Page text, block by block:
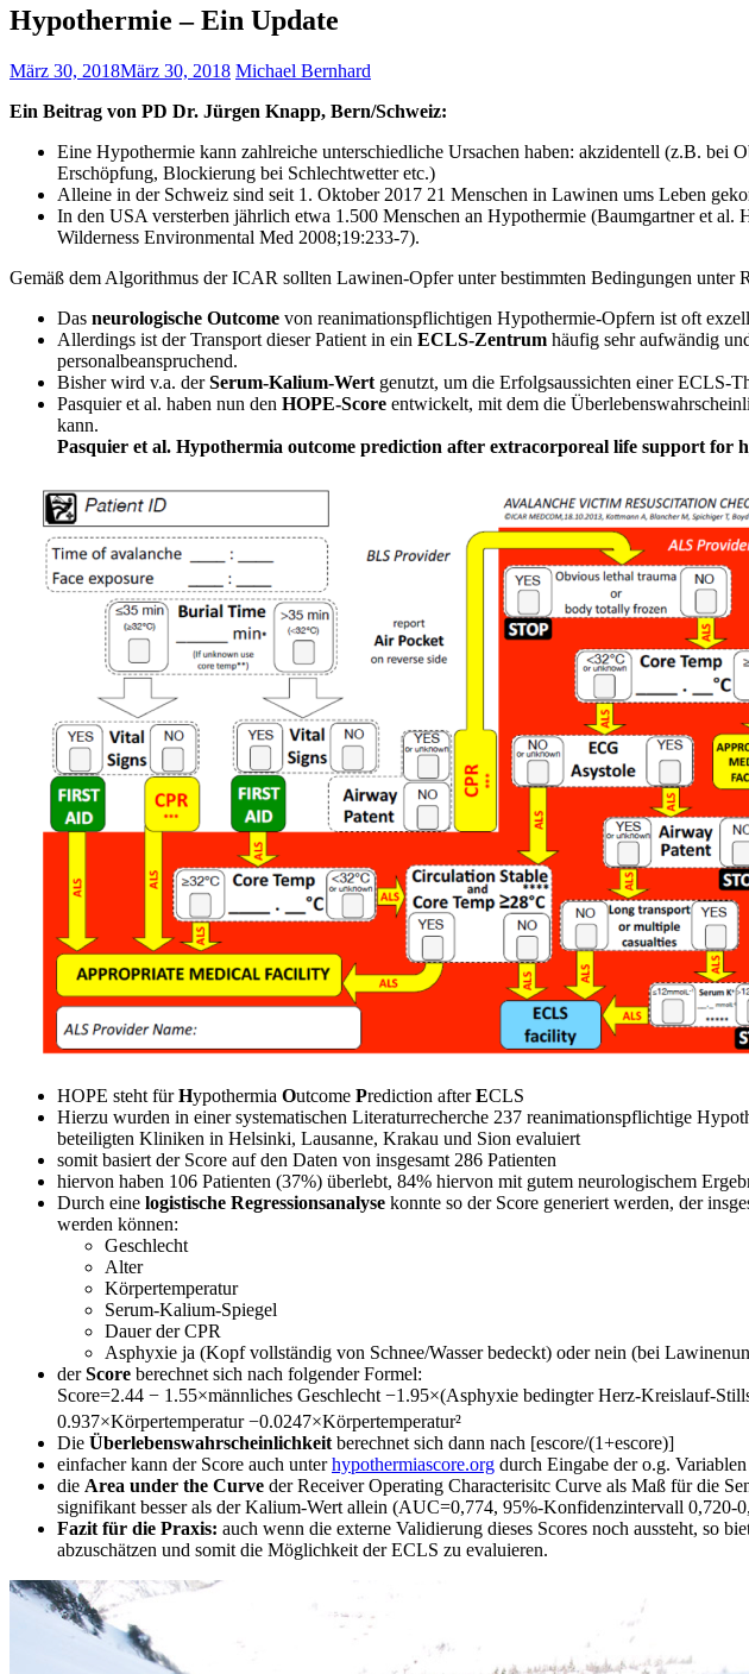
Hypothermie – Ein Update
März 30, 2018März 30, 2018 Michael Bernhard
Ein Beitrag von PD Dr. Jürgen Knapp, Bern/Schweiz:
Eine Hypothermie kann zahlreiche unterschiedliche Ursachen haben: akzidentell (z.B.
Erschöpfung, Blockierung bei Schlechtwetter etc.)
Alleine in der Schweiz sind seit 1. Oktober 2017 21 Menschen in Lawinen ums Leben
In den USA versterben jährlich etwa 1.500 Menschen an Hypothermie (Baumgartner et
Wilderness Environmental Med 2008;19:233-7).
Gemäß dem Algorithmus der ICAR sollten Lawinen-Opfer unter bestimmten Bedingungen unter
Das neurologische Outcome von reanimationspflichtigen Hypothermie-Opfern ist oft
Allerdings ist der Transport dieser Patient in ein ECLS-Zentrum häufig sehr aufwändig
personalbeanspruchend.
Bisher wird v.a. derSerum-Kalium-Wert genutzt, um die Erfolgsaussichten einer ECLS-
Pasquier et al. haben nun den HOPE-Score entwickelt, mit dem die
kann.
Pasquier et al. Hypothermia outcome prediction after extracorporeal life support for
HOPE steht fürHypothermia Outcome Prediction afterECLS
Hierzu wurden in einer systematischen Literaturrecherche 237 reanimationspflichtige
beteiligten Kliniken in Helsinki, Lausanne, Krakau und Sion evaluiert
somit basiert der Score auf den Daten von insgesamt 286 Patienten
hiervon haben 106 Patienten (37%) überlebt, 84% hiervon mit gutem neurologischem
Durch eine logistische Regressionsanalyse konnte so der Score generiert werden, der
werden können:
Geschlecht
Alter
Körpertemperatur
Serum-Kalium-Spiegel
Dauer der CPR
Asphyxie ja (Kopf vollständig von Schnee/Wasser bedeckt) oder nein (bei
derScore berechnet sich nach folgender Formel:
Score=2.44 − 1.55×männliches Geschlecht −1.95×(Asphyxie bedingter Herz-Kreislauf-
0.937×Körpertemperatur −0.0247×Körpertemperatur²
Die Überlebenswahrscheinlichkeit berechnet sich dann nach [escore/(1+escore)]
einfacher kann der Score auch unterhypothermiascore.org durch Eingabe der o.g.
die Area under the Curve der Receiver Operating Characterisitc Curve als Maß für die
signifikant besser als der Kalium-Wert allein (AUC=0,774, 95%-Konfidenzintervall 0,720-
Fazit für die Praxis: auch wenn die externe Validierung dieses Scores noch aussteht, so
abzuschätzen und somit die Möglichkeit der ECLS zu evaluieren.